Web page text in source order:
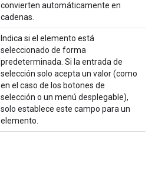
convierten automáticamente en
cadenas.
Indica si el elemento está
seleccionado de forma
predeterminada. Si la entrada de
selección solo acepta un valor (como
en el caso de los botones de
selección o un menú desplegable),
solo establece este campo para un
elemento.